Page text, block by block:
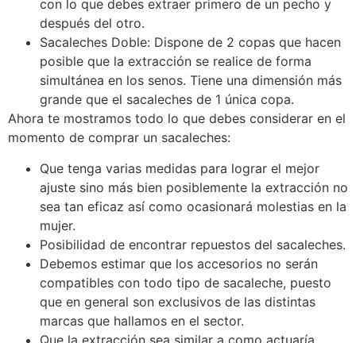
con lo que debes extraer primero de un pecho y
después del otro.
Sacaleches Doble: Dispone de 2 copas que hacen
posible que la extracción se realice de forma
simultánea en los senos. Tiene una dimensión más
grande que el sacaleches de 1 única copa.
Ahora te mostramos todo lo que debes considerar en el
momento de comprar un sacaleches:
Que tenga varias medidas para lograr el mejor
ajuste sino más bien posiblemente la extracción no
sea tan eficaz así como ocasionará molestias en la
mujer.
Posibilidad de encontrar repuestos del sacaleches.
Debemos estimar que los accesorios no serán
compatibles con todo tipo de sacaleche, puesto
que en general son exclusivos de las distintas
marcas que hallamos en el sector.
Que la extracción sea similar a como actuaría